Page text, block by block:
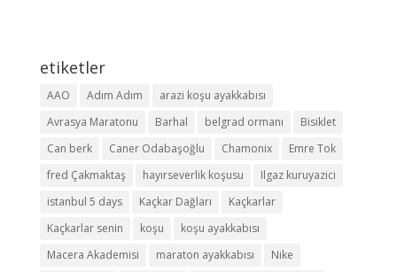
etiketler
AAO Adım Adım
arazi koşu ayakkabısı
Avrasya Maratonu
Barhal belgrad ormanı
Bisiklet
Can berk
Caner Odabaşoğlu Chamonix
Emre Tok
fred Çakmaktaş
hayırseverlik koşusu
Ilgaz kuruyazici
istanbul 5 days
Kaçkar Dağları
Kaçkarlar
Kaçkarlar senin
koşu
koşu ayakkabısı
Macera Akademisi
maraton ayakkabısı
Nike